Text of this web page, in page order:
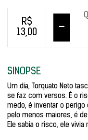
R$
13,00
–
SINOPSE
Um dia, Torquato Neto
se faz com versos. É o
medo, é inventar o
pelo menos maiores, é
Ele sabia o risco, ele vivia